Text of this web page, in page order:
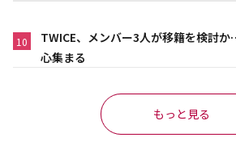
10
TWICE、メンバー3人が移籍を検討
心集まる
もっと見る